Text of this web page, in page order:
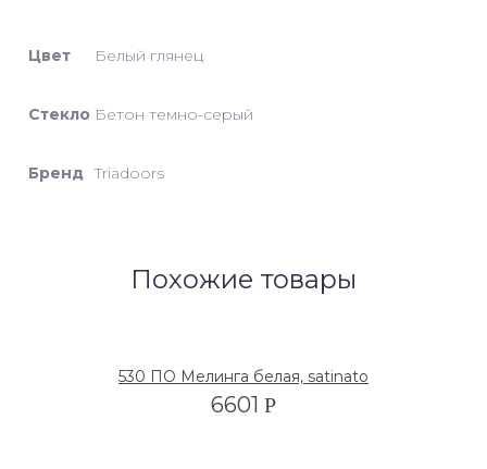
Цвет Белый глянец
Стекло Бетон темно-серый
Бренд Triadoors
Похожие товары
530 ПО Мелинга белая, satinato
6601 Р